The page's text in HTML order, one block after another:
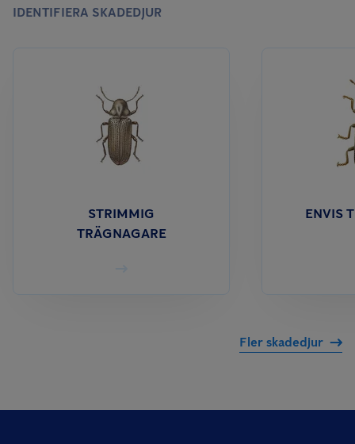
IDENTIFIERA SKADEDJUR
STRIMMIG
TRÄGNAGARE
ENVIS
Fler skadedjur